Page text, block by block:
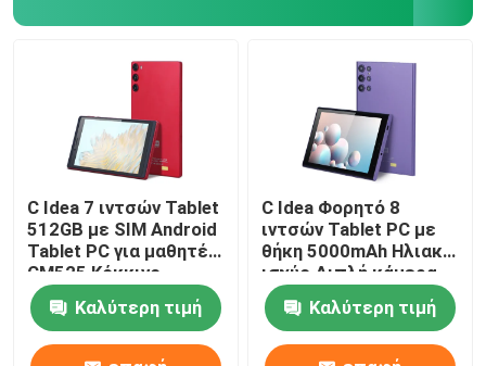
C Idea 7 ιντσών Tablet
512GB με SIM Android
Tablet PC για μαθητές
CM525 Κόκκινο
Καλύτερη τιμή
C Idea Φορητό 8
ιντσών Tablet PC με
θήκη 5000mAh Ηλιακή
ισχύς Διπλή κάμερα
5MP+8MP Σιμ κάρτα
ΠιόλεΚαλύτερη τιμή